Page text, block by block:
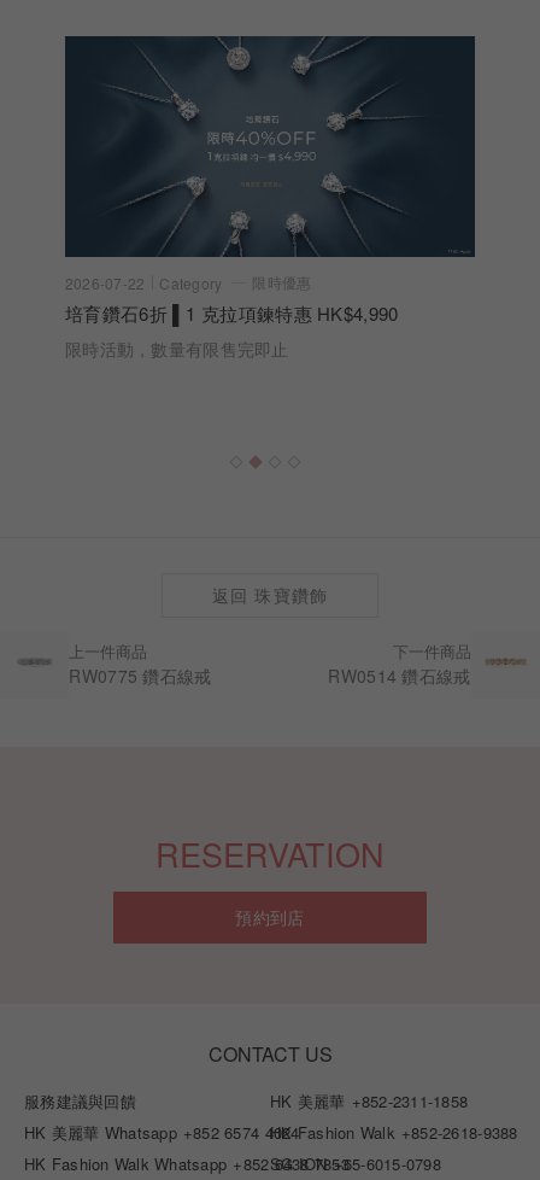
2026-07-22 Category 限時優惠
培育鑽石6折 ▌1 克拉項鍊特惠 HK$4,990
限時活動，數量有限售完即止
上一件商品
RW0775 鑽石線戒
下一件商品
RW0514 鑽石線戒
返回 珠寶鑽飾
RESERVATION
預約到店
CONTACT US
服務建議與回饋 HK 美麗華 +852-2311-1858
HK 美麗華 Whatsapp +852 6574 4024HK Fashion Walk +852-2618-9388
HK Fashion Walk Whatsapp +852 6438 7853
SG ION +65-6015-0798